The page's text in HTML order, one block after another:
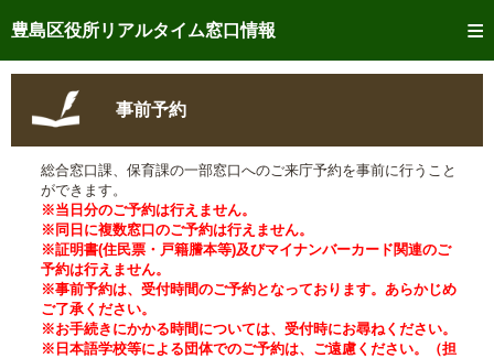
豊島区役所リアルタイム窓口情報
トップページへ
ご利用方法
事前予約
予約状況確認
リアルタイム窓口混雑状況
リアルタイム交付状況確認
メール通知登録
事前予約
総合窓口課、保育課の一部窓口へのご来庁予約を事前に行うこと
ができます。
※当日分のご予約は行えません。
※同日に複数窓口のご予約は行えません。
※証明書(住民票・戸籍謄本等)及びマイナンバーカード関連のご
予約は行えません。
※事前予約は、受付時間のご予約となっております。あらかじめ
ご了承ください。
※お手続きにかかる時間については、受付時にお尋ねください。
※日本語学校等による団体でのご予約は、ご遠慮ください。（担